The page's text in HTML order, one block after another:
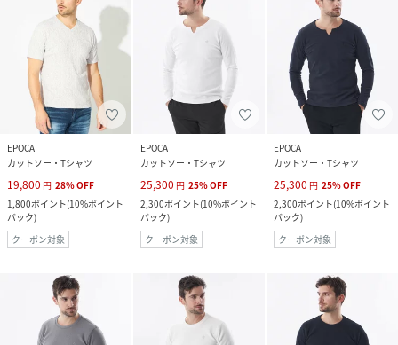
EPOCA
カットソー・Tシャツ
19,800 円 28%OFF
1,800ポイント(10%ポイント
バック)
クーポン対象
EPOCA
カットソー・Tシャツ
25,300 円 25%OFF
2,300ポイント(10%ポイント
バック)
クーポン対象
EPOCA
カットソー・Tシャツ
25,300 円 25%OFF
2,300ポイント(10%ポイント
バック)
クーポン対象